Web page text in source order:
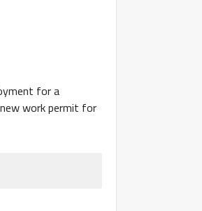
for a
work permit for